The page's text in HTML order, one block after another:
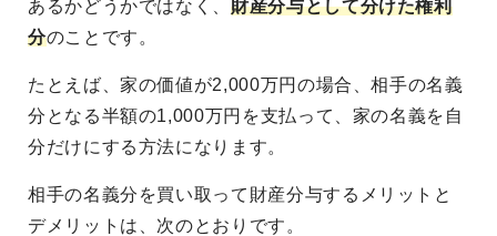
あるかどうかではなく、財産分与として分けた権利
分のことです。
たとえば、家の価値が2,000万円の場合、相手の名義
分となる半額の1,000万円を支払って、家の名義を自
分だけにする方法になります。
相手の名義分を買い取って財産分与するメリットと
デメリットは、次のとおりです。